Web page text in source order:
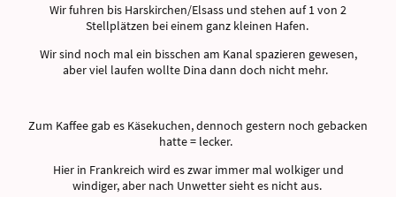
Wir fuhren bis Harskirchen/Elsass und stehen auf 1 von 2
Stellplätzen bei einem ganz kleinen Hafen.
Wir sind noch mal ein bisschen am Kanal spazieren gewesen,
aber viel laufen wollte Dina dann doch nicht mehr.
Zum Kaffee gab es Käsekuchen, dennoch gestern noch gebacken
hatte = lecker.
Hier in Frankreich wird es zwar immer mal wolkiger und
windiger, aber nach Unwetter sieht es nicht aus.